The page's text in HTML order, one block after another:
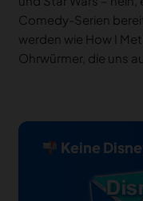
Comedy-Serien
werden wie How I
Ohrwürmer, die uns
Keine